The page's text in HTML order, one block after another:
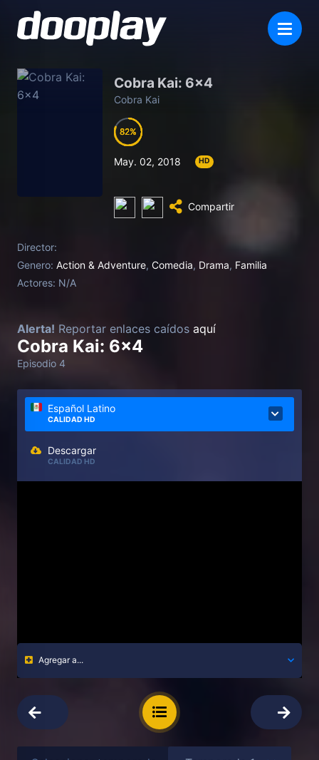
Cobra Kai: 6×4
Cobra Kai
82
82
82
82
May. 02, 2018 HD
Compartir
Director:
Genero: Action & Adventure, Comedia, Drama, Familia
Actores: N/A
Alerta! Reportar enlaces caídos aquí
Cobra Kai: 6x4
Episodio 4
Español Latino
CALIDAD HD
Descargar
CALIDAD HD
Agregar a...